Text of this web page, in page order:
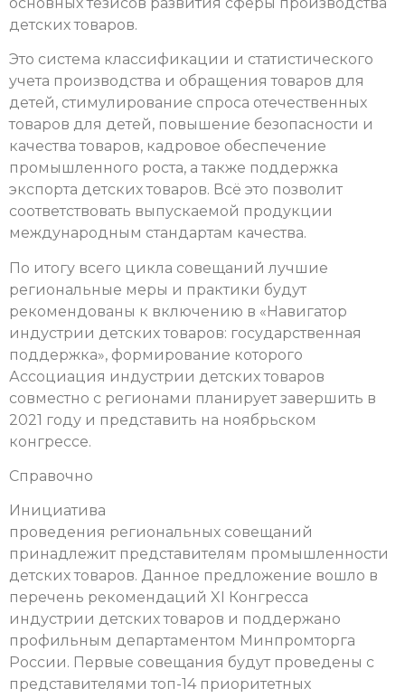
детских товаров.
Это система классификации и статистического
учета производства и обращения товаров для
детей, стимулирование спроса отечественных
товаров для детей, повышение безопасности и
качества товаров, кадровое обеспечение
промышленного роста, а также поддержка
экспорта детских товаров. Всё это позволит
соответствовать выпускаемой продукции
международным стандартам качества.
По итогу всего цикла совещаний лучшие
региональные меры и практики будут
рекомендованы к включению в «Навигатор
индустрии детских товаров: государственная
поддержка», формирование которого
Ассоциация индустрии детских товаров
совместно с регионами планирует завершить в
2021 году и представить на ноябрьском
конгрессе.
Справочно
Инициатива
проведения региональных совещаний
принадлежит представителям промышленности
детских товаров. Данное предложение вошло в
перечень рекомендаций XI Конгресса
индустрии детских товаров и поддержано
профильным департаментом Минпромторга
России. Первые совещания будут проведены с
представителями топ-14 приоритетных